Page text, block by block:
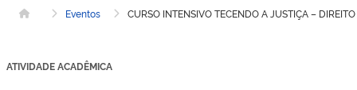
Página inicial
Eventos CURSO INTENSIVO TECENDO A JUSTIÇA –
ATIVIDADE ACADÊMICA